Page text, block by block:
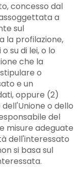
concesso dal
a
sul
la profilazione,
su di lei, o lo
che la
o
e un
oppure (2)
o dello
del
misure adeguate
dell'interessato
si basa sul